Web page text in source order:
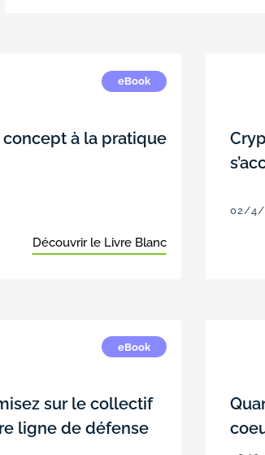
eBook
concept à la pratique
Découvrir le Livre Blanc
02/4/
eBook
sur le collectif
ligne de défense